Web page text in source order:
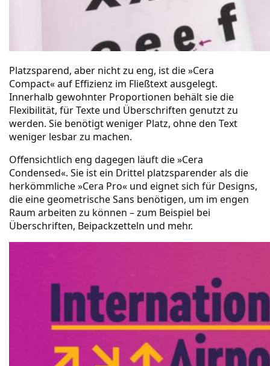
Platzsparend, aber nicht zu eng, ist die »Cera
Compact« auf Effizienz im Fließtext ausgelegt.
Innerhalb gewohnter Proportionen behält sie die
Flexibilität, für Texte und Überschriften genutzt zu
werden. Sie benötigt weniger Platz, ohne den Text
weniger lesbar zu machen.
Offensichtlich eng dagegen läuft die »Cera
Condensed«. Sie ist ein Drittel platzsparender als die
herkömmliche »Cera Pro« und eignet sich für Designs,
die eine geometrische Sans benötigen, um im engen
Raum arbeiten zu können – zum Beispiel bei
Überschriften, Beipackzetteln und mehr.